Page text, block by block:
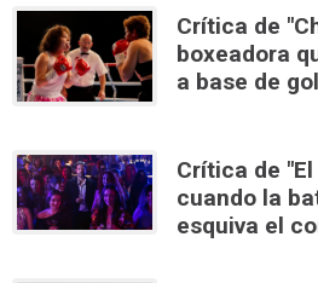
Crítica de
boxeadora
a base de
Crítica de
cuando la
esquiva el